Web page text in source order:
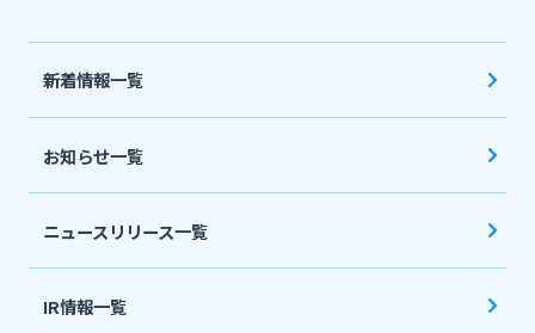
株主・投資家の皆さま
ニュースリリース一覧
新着情報一覧
お知らせ一覧
ニュースリリース一覧
IR情報一覧